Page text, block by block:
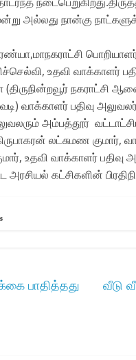
அல்லது நான்கு
பொறியாளர்
உதவி வாக்காளர்
நகராட்சி
வாக்காளர் பதிவு
அம்பத்தூர்
லட்சுமண குமார்,
உதவி வாக்காளர் பதிவு
அரசியல் கட்சிகளின்
பாதித்தது வீடு